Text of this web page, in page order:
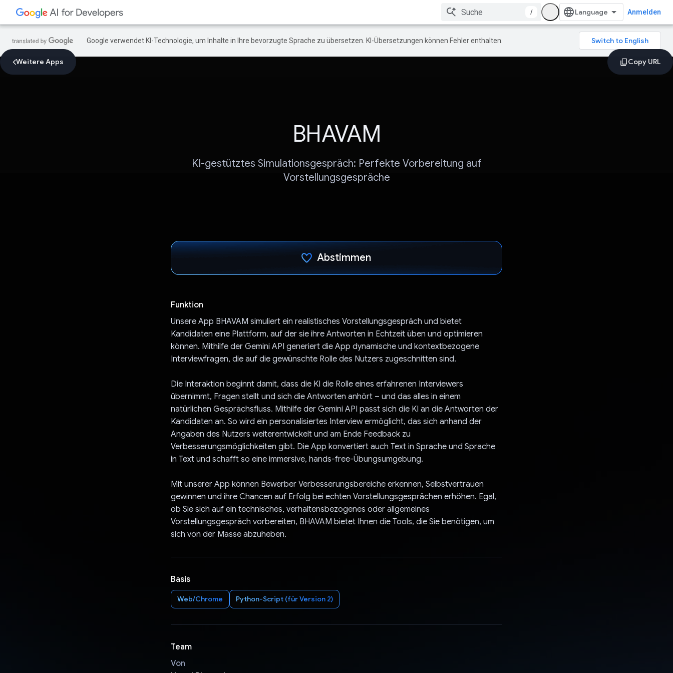
/ Anmelden
Google verwendet KI-Technologie, um Inhalte in Ihre bevorzugte Sprache zu übersetzen. KI-Übersetzungen können Fehler enthalten.
Weitere Apps
BHAVAM
KI-gestütztes Simulationsgespräch: Perfekte Vorbereitung auf
Vorstellungsgespräche
Abstimmen
Funktion
Unsere App BHAVAM simuliert ein realistisches Vorstellungsgespräch und bietet
Kandidaten eine Plattform, auf der sie ihre Antworten in Echtzeit üben und optimieren
können. Mithilfe der Gemini API generiert die App dynamische und kontextbezogene
Interviewfragen, die auf die gewünschte Rolle des Nutzers zugeschnitten sind.
Die Interaktion beginnt damit, dass die KI die Rolle eines erfahrenen Interviewers
übernimmt, Fragen stellt und sich die Antworten anhört – und das alles in einem
natürlichen Gesprächsfluss. Mithilfe der Gemini API passt sich die KI an die Antworten der
Kandidaten an. So wird ein personalisiertes Interview ermöglicht, das sich anhand der
Angaben des Nutzers weiterentwickelt und am Ende Feedback zu
Verbesserungsmöglichkeiten gibt. Die App konvertiert auch Text in Sprache und Sprache
in Text und schafft so eine immersive, hands-free-Übungsumgebung.
Mit unserer App können Bewerber Verbesserungsbereiche erkennen, Selbstvertrauen
gewinnen und ihre Chancen auf Erfolg bei echten Vorstellungsgesprächen erhöhen. Egal,
ob Sie sich auf ein technisches, verhaltensbezogenes oder allgemeines
Vorstellungsgespräch vorbereiten, BHAVAM bietet Ihnen die Tools, die Sie benötigen, um
sich von der Masse abzuheben.
Basis
Web/Chrome Python-Script (für Version 2)
Team
Von